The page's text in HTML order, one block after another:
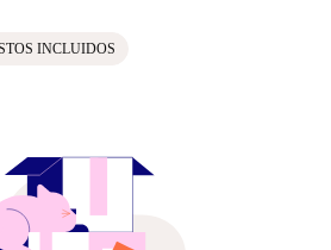
INCLUIDOS